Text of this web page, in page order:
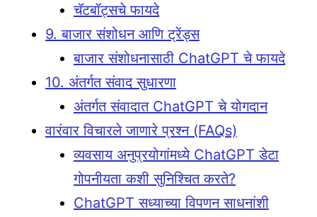
चॅटबॉट्सचे फायदे
9. बाजार संशोधन आणि ट्रेंड्स
बाजार संशोधनासाठी ChatGPT चे फायदे
10. अंतर्गत संवाद सुधारणा
अंतर्गत संवादात ChatGPT चे योगदान
वारंवार विचारले जाणारे प्रश्न (FAQs)
व्यवसाय अनुप्रयोगांमध्ये ChatGPT डेटा
गोपनीयता कशी सुनिश्चित करते?
ChatGPT सध्याच्या विपणन साधनांशी